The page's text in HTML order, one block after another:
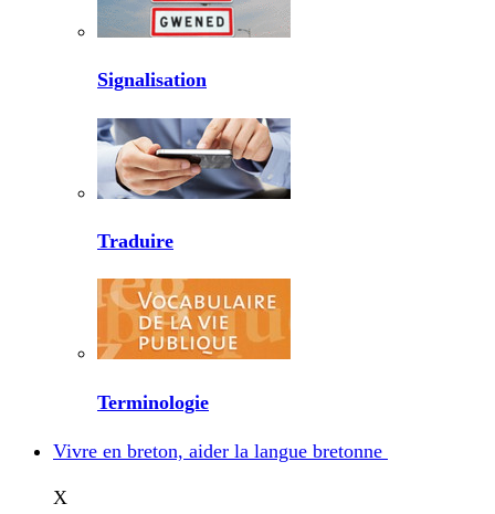
Signalisation
Traduire
Terminologie
Vivre en breton, aider la langue bretonne
X